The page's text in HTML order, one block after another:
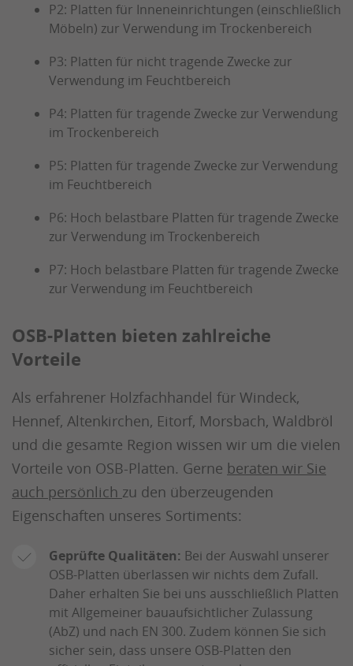
P2: Platten für Inneneinrichtungen (einschließlich
Möbeln) zur Verwendung im Trockenbereich
P3: Platten für nicht tragende Zwecke zur
Verwendung im Feuchtbereich
P4: Platten für tragende Zwecke zur Verwendung
im Trockenbereich
P5: Platten für tragende Zwecke zur Verwendung
im Feuchtbereich
P6: Hoch belastbare Platten für tragende Zwecke
zur Verwendung im Trockenbereich
P7: Hoch belastbare Platten für tragende Zwecke
zur Verwendung im Feuchtbereich
OSB-Platten bieten zahlreiche
Vorteile
Als erfahrener Holzfachhandel für Windeck,
Hennef, Altenkirchen, Eitorf, Morsbach, Waldbröl
und die gesamte Region wissen wir um die vielen
Vorteile von OSB-Platten. Gerne beraten wir Sie
auch persönlich zu den überzeugenden
Eigenschaften unseres Sortiments:
Geprüfte Qualitäten: Bei der Auswahl unserer
OSB-Platten überlassen wir nichts dem Zufall.
Daher erhalten Sie bei uns ausschließlich Platten
mit Allgemeiner bauaufsichtlicher Zulassung
(AbZ) und nach EN 300. Zudem können Sie sich
sicher sein, dass unsere OSB-Platten den